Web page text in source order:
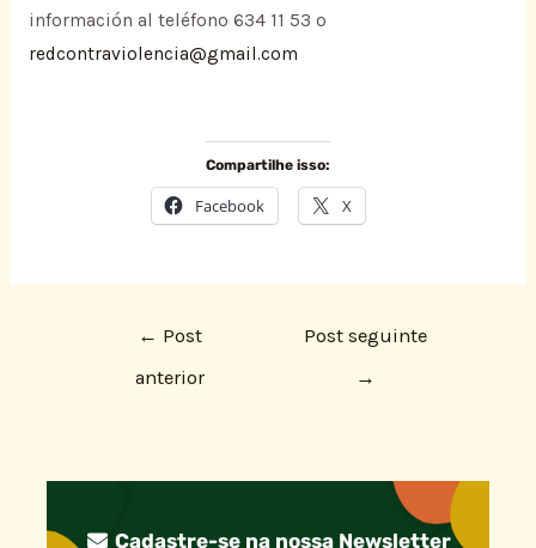
información al teléfono 634 11 53 o
redcontraviolencia@gmail.com
Compartilhe isso:
Facebook X
← Post
anterior
Post seguinte
→
Cadastre-se na nossa Newsletter